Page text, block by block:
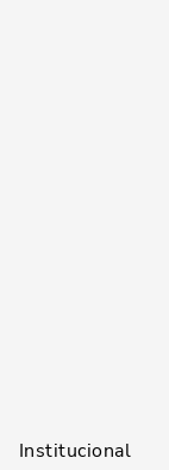
Institucional